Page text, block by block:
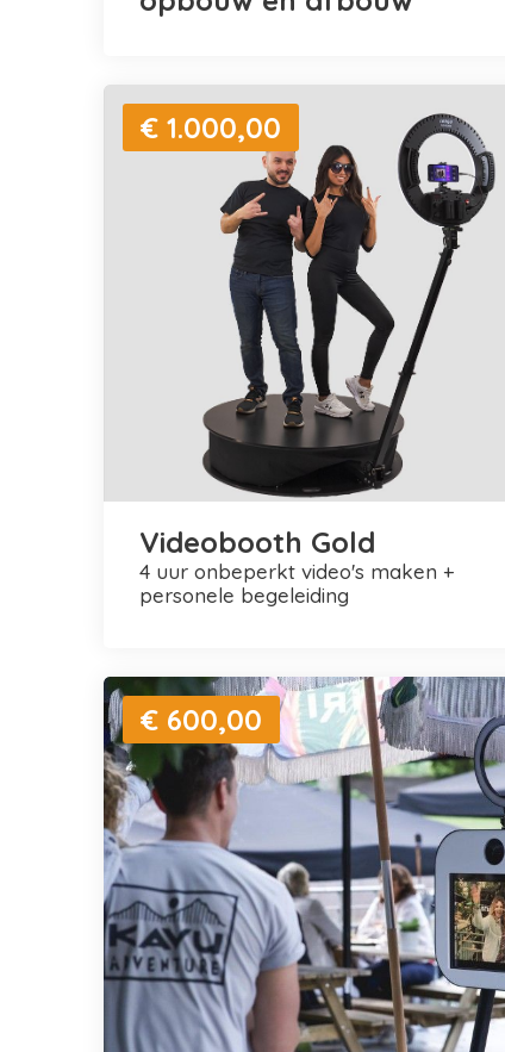
€ 1.000,00
Videobooth Gold
4 uur onbeperkt video's maken +
personele begeleiding
€ 600,00